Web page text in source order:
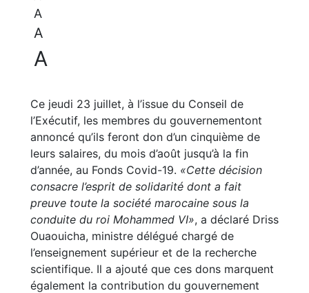
A
A
A
Ce jeudi 23 juillet, à l’issue du Conseil de
l’Exécutif, les membres du gouvernementont
annoncé qu’ils feront don d’un cinquième de
leurs salaires, du mois d’août jusqu’à la fin
d’année, au Fonds Covid-19. «Cette décision
consacre l’esprit de solidarité dont a fait
preuve toute la société marocaine sous la
conduite du roi Mohammed VI», a déclaré Driss
Ouaouicha, ministre délégué chargé de
l’enseignement supérieur et de la recherche
scientifique. Il a ajouté que ces dons marquent
également la contribution du gouvernement